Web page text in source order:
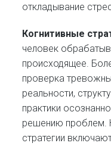
откладывание
Когнитивные
человек
происходящее.
проверка
реальности,
практики
решению проблем.
стратегии